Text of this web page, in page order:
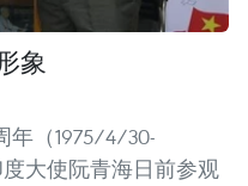
象
年（1975/4/30-
大使阮青海日前参观